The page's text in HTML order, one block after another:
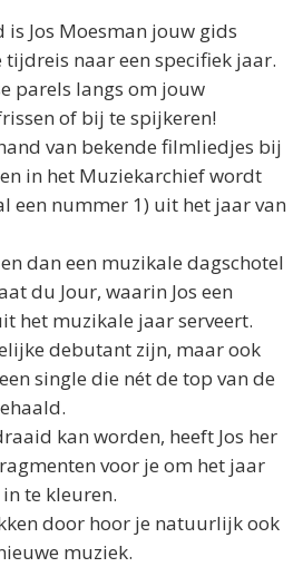
is Jos Moesman jouw gids
naar een specifiek jaar.
parels langs om jouw
of bij te spijkeren!
van bekende filmliedjes bij
in het Muziekarchief wordt
een nummer 1) uit het jaar van
dan een muzikale dagschotel
du Jour, waarin Jos een
het muzikale jaar serveert.
debutant zijn, maar ook
single die nét de top van de
kan worden, heeft Jos her
voor je om het jaar
te kleuren.
door hoor je natuurlijk ook
muziek.